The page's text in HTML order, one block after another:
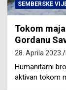
SEMBERSKE
Tokom
Gordanu
28. Aprila 2023.
Humanitarni
aktivan tokom